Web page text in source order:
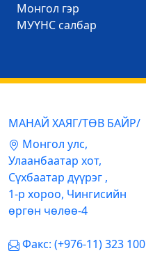
Mонгол гэр
МУҮНС салбар
МАНАЙ ХАЯГ/ТӨВ БАЙР/
Mонгол улс,
Улаанбаатар хот,
Сүхбаатар дүүрэг ,
1-р хороо, Чингисийн
өргөн чөлөө-4
Факс: (+976-11) 323 100